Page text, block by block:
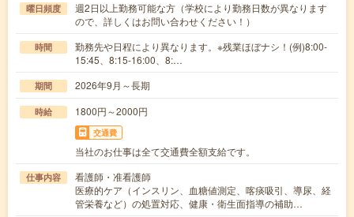
曜日頻度
週2日以上勤務可能な方（学校により勤務日数が異なります
ので、詳しくはお問い合わせください！）
時間
勤務先や日程により異なります。※残業ほぼナシ！(例)8:00-
15:45、8:15-16:00、8:…
期間 2026年9月～長期
時給 1800円～2000円
交通費
当社のお仕事は全て交通費全額支給です。
仕事内容
看護師・准看護師
医療的ケア（インスリン、血糖値測定、喀痰吸引、導尿、経
管栄養など）の処置対応、健康・衛生面指導の補助…